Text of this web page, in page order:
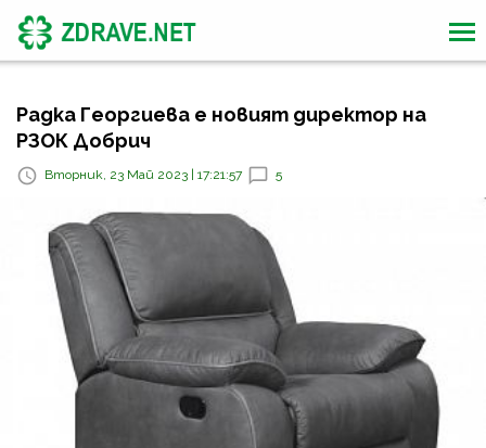
Радка Георгиева е новият директор на
РЗОК Добрич
Вторник, 23 Май 2023 | 17:21:57 5